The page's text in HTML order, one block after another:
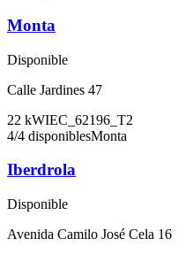
Monta
Disponible
Calle Jardines 47
22 kWIEC_62196_T2
4/4 disponiblesMonta
Iberdrola
Disponible
Avenida Camilo José Cela 16